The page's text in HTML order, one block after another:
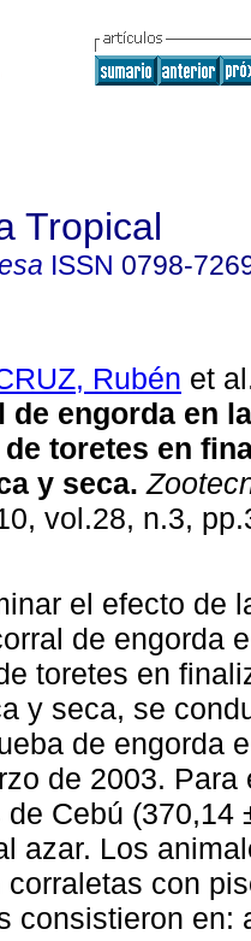
Tropical
ISSN 0798-
Rubén et
de engorda en
toretes en
y seca.
vol.28, n.3,
el efecto de
de engorda
toretes en
y seca, se
de engorda
de 2003.
de Cebú (370,14
azar. Los
corraletas con
consistieron en: